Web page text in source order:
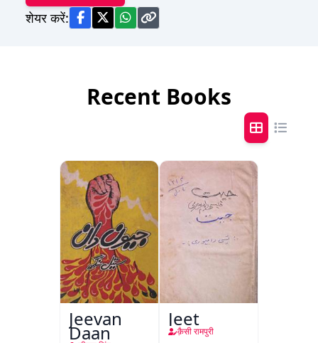
शेयर करें:
Recent Books
Jeevan
Daan
Jeet
क़ैसी रामपुरी